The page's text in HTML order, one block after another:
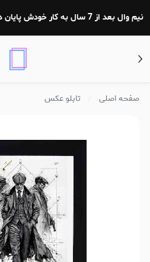
نیم وال بعد از 7 سال به کار خودش پایان داد به امید شروع به کار مجدد : )
صفحه اصلی تابلو عکس